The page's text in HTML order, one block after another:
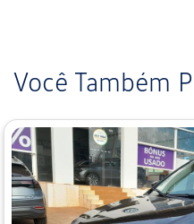
Você Também